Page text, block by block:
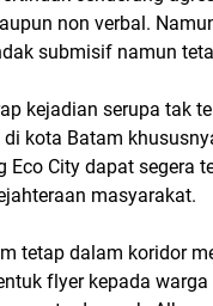
non verbal.
submisif namun
kejadian serupa tak
kota Batam
Eco City dapat segera
masyarakat.
tetap dalam koridor
flyer kepada